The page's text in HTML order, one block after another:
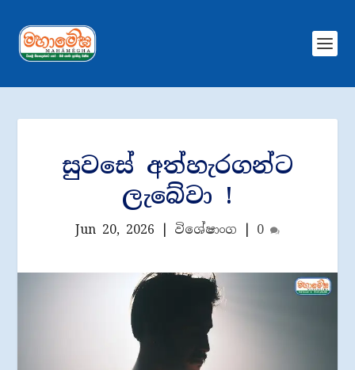
සුවසේ අත්හැරගන්ට
ලැබේවා !
Jun 20, 2026 විශේෂාංග 0